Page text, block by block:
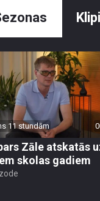
Klipi
11 stundām
Zāle atskatās
skolas gadiem